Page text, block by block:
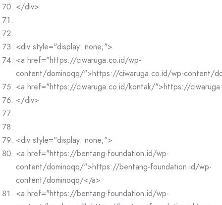
</div>
<div style="display: none;">
<a href="https://ciwaruga.co.id/wp-
content/dominoqq/">https://ciwaruga.co.id/wp-content/
<a href="https://ciwaruga.co.id/kontak/">https://
</div>
<div style="display: none;">
<a href="https://bentang-foundation.id/wp-
content/dominoqq/">https://bentang-foundation.id/wp-
content/dominoqq/</a>
<a href="https://bentang-foundation.id/wp-